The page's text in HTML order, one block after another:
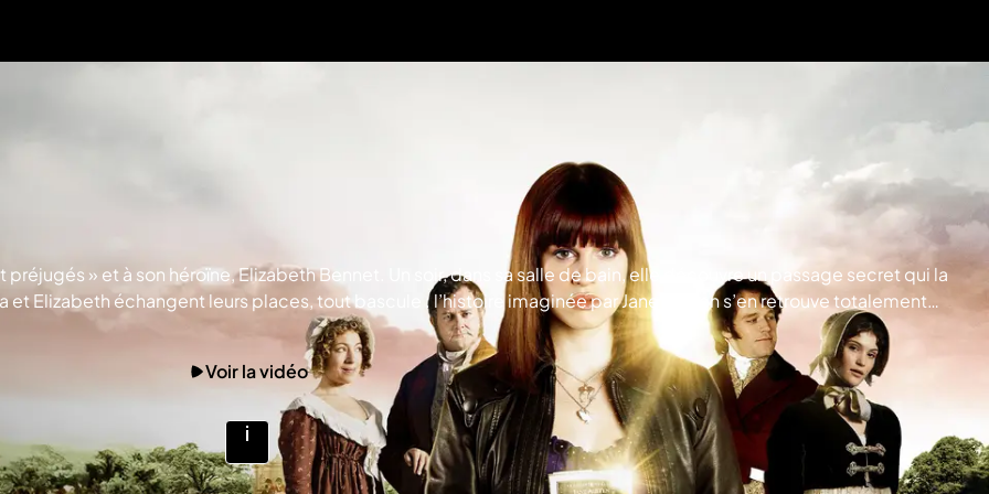
» et à son héroïne, Elizabeth Bennet. Un soir, dans sa salle de bain, elle découvre un passage secret qui la
Elizabeth échangent leurs places, tout bascule : l’histoire imaginée par Jane Austen s’en retrouve totalement
Voir la vidéo
Voir
plus